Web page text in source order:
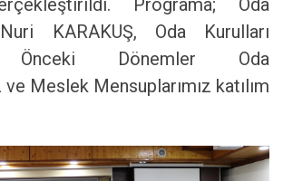
Programa; Oda
Nuri KARAKUŞ, Oda Kurulları
Önceki Dönemler Oda
ve Meslek Mensuplarımız katılım